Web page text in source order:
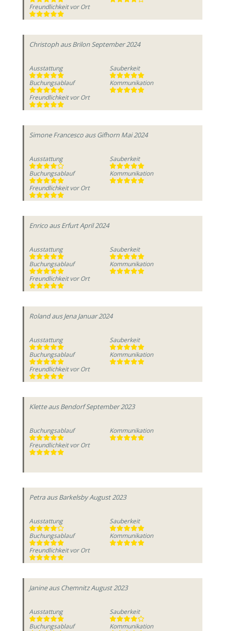
Freundlichkeit vor Ort
Christoph aus Brilon September 2024
Ausstattung
Sauberkeit
Buchungsablauf
Kommunikation
Freundlichkeit vor Ort
Simone Francesco aus Gifhorn Mai 2024
Ausstattung
Sauberkeit
Buchungsablauf
Kommunikation
Freundlichkeit vor Ort
Enrico aus ErfurtApril 2024
Ausstattung
Sauberkeit
Buchungsablauf
Kommunikation
Freundlichkeit vor Ort
Rolandaus Jena Januar 2024
Ausstattung
Sauberkeit
Buchungsablauf
Kommunikation
Freundlichkeit vor Ort
Kletteaus Bendorf September 2023
Buchungsablauf
Kommunikation
Freundlichkeit vor Ort
Petraaus BarkelsbyAugust 2023
Ausstattung
Sauberkeit
Buchungsablauf
Kommunikation
Freundlichkeit vor Ort
Janineaus ChemnitzAugust 2023
Ausstattung
Sauberkeit
Buchungsablauf
Kommunikation